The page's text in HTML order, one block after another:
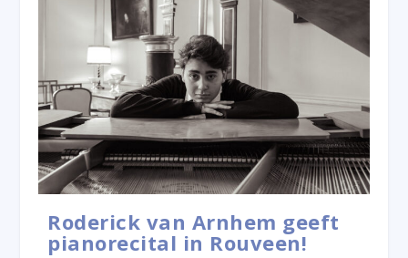
Roderick van Arnhem geeft
pianorecital in Rouveen!